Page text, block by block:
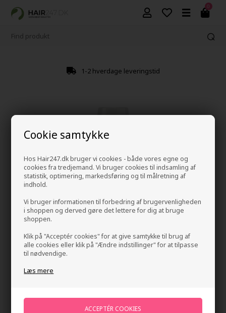
Cookie samtykke
Hos Hair247.dk bruger vi cookies - både vores egne og
cookies fra tredjemand. Vi bruger cookies til indsamling af
statistik, optimering, markedsføring og til målretning af
indhold.
Vi bruger informationen til forbedring af brugervenligheden
i shoppen og derved gøre det lettere for dig at bruge
shoppen.
Klik på "Acceptér cookies" for at give samtykke til brug af
alle cookies eller klik på "Ændre indstillinger" for at tilpasse
til nødvendige.
Læs mere
0
1-2 hverdage leveringstid